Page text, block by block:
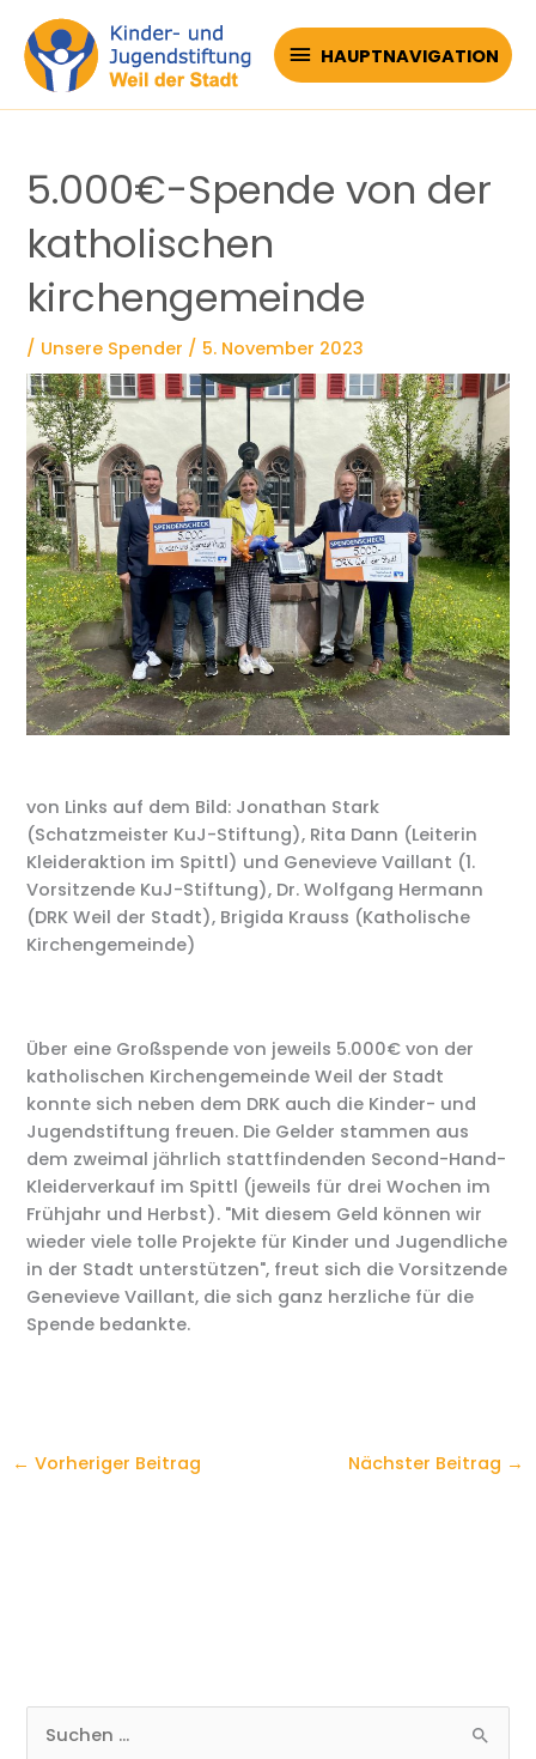
Inhalt
springen
HAUPTNAVIGATION
HAUPTNAVIGATION
5.000€-Spende von der
katholischen
kirchengemeinde
/ Unsere Spender / 5. November 2023
von Links auf dem Bild: Jonathan Stark
(Schatzmeister KuJ-Stiftung), Rita Dann (Leiterin
Kleideraktion im Spittl) und Genevieve Vaillant (1.
Vorsitzende KuJ-Stiftung), Dr. Wolfgang Hermann
(DRK Weil der Stadt), Brigida Krauss (Katholische
Kirchengemeinde)
Über eine Großspende von jeweils 5.000€ von der
katholischen Kirchengemeinde Weil der Stadt
konnte sich neben dem DRK auch die Kinder- und
Jugendstiftung freuen. Die Gelder stammen aus
dem zweimal jährlich stattfindenden Second-Hand-
Kleiderverkauf im Spittl (jeweils für drei Wochen im
Frühjahr und Herbst). "Mit diesem Geld können wir
wieder viele tolle Projekte für Kinder und Jugendliche
in der Stadt unterstützen", freut sich die Vorsitzende
Genevieve Vaillant, die sich ganz herzliche für die
Spende bedankte.
← Vorheriger Beitrag Nächster Beitrag →